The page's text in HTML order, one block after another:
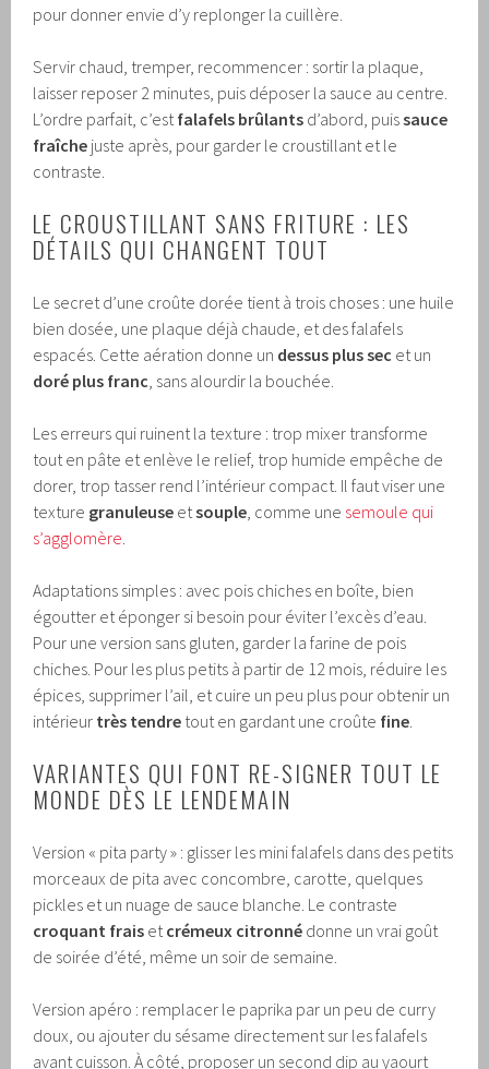
pour donner envie d’y replonger la cuillère.
Servir chaud, tremper, recommencer : sortir la plaque,
laisser reposer 2 minutes, puis déposer la sauce au centre.
L’ordre parfait, c’est falafels brûlants d’abord, puissauce
fraîche juste après, pour garder le croustillant et le
contraste.
LE CROUSTILLANT SANS FRITURE : LES
DÉTAILS QUI CHANGENT TOUT
Le secret d’une croûte dorée tient à trois choses : une huile
bien dosée, une plaque déjà chaude, et des falafels
espacés. Cette aération donne un dessus plus sec et un
doré plus franc , sans alourdir la bouchée.
Les erreurs qui ruinent la texture : trop mixer transforme
tout en pâte et enlève le relief, trop humide empêche de
dorer, trop tasser rend l’intérieur compact. Il faut viser une
texture granuleuse etsouple , comme une semoule qui
s’agglomère
Adaptations simples : avec pois chiches en boîte, bien
égoutter et éponger si besoin pour éviter l’excès d’eau.
Pour une version sans gluten, garder la farine de pois
chiches. Pour les plus petits à partir de 12 mois, réduire les
épices, supprimer l’ail, et cuire un peu plus pour obtenir un
intérieur très tendre tout en gardant une croûte fine
VARIANTES QUI FONT RE-SIGNER TOUT LE
MONDE DÈS LE LENDEMAIN
Version « pita party » : glisser les mini falafels dans des petits
morceaux de pita avec concombre, carotte, quelques
pickles et un nuage de sauce blanche. Le contraste
croquant frais et crémeux citronné donne un vrai goût
de soirée d’été, même un soir de semaine.
Version apéro : remplacer le paprika par un peu de curry
doux, ou ajouter du sésame directement sur les falafels
avant cuisson. À côté, proposer un second dip au yaourt